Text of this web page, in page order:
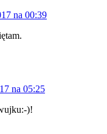
na 00:39
na 05:25
)!